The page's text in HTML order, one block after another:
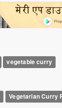
vegetable curry
Vegetarian Curry